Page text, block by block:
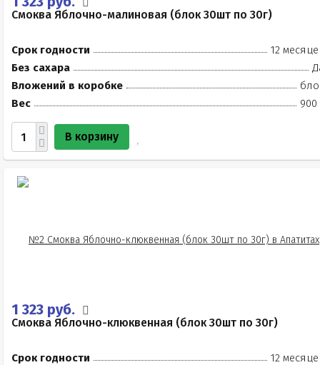
Смоква Яблочно-малиновая (блок 30шт по 30г)
Срок годности
12
Без сахара
Вложений в коробке
Вес
900
В корзину
1 323 руб.
Смоква Яблочно-клюквенная (блок 30шт по 30г)
Срок годности
12